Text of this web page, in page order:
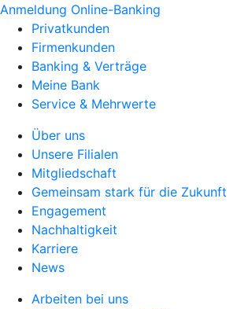
Anmeldung Online-Banking
Privatkunden
Firmenkunden
Banking & Verträge
Meine Bank
Service & Mehrwerte
Über uns
Unsere Filialen
Mitgliedschaft
Gemeinsam stark für die Zukunft
Engagement
Nachhaltigkeit
Karriere
News
Arbeiten bei uns